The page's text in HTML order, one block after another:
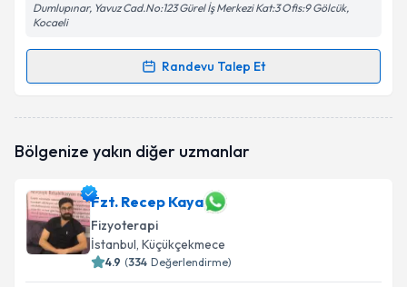
Dumlupınar, Yavuz Cad.No:123 Gürel İş Merkezi Kat:3 Ofis:9 Gölcük,
Kocaeli
Randevu Talep Et
Randevu Takvimi Talebi
oluşturun. Size bu uzmandan randevu almanız için bir
E-posta Adresiniz
Bölgenize yakın diğer uzmanlar
Fzt. Recep Kaya
Fizyoterapi
İstanbul, Küçükçekmece
4.9 (334 Değerlendirme)